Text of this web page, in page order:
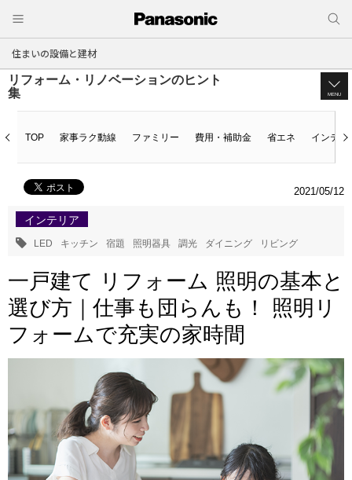
住まいの設備と建材
リフォーム・リノベーションのヒント
集
MENU
TOP 家事ラク動線 ファミリー 費用・補助金 省エネ インテリ
2021/05/12
インテリア
LED キッチン 宿題 照明器具 調光 ダイニング リビング
一戸建て リフォーム 照明の基本と
選び方｜仕事も団らんも！ 照明リ
フォームで充実の家時間